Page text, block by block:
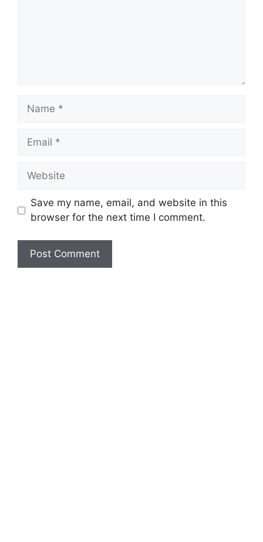
Name
Email
Website
Save my name, email, and website in this
browser for the next time I comment.